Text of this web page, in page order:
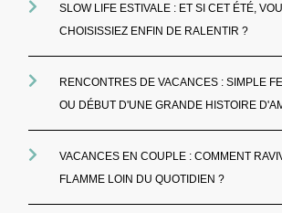
SLOW LIFE ESTIVALE : ET SI CET ÉTÉ,
CHOISISSIEZ ENFIN DE RALENTIR ?
RENCONTRES DE VACANCES : SIMPLE
OU DÉBUT D'UNE GRANDE HISTOIRE
VACANCES EN COUPLE : COMMENT
FLAMME LOIN DU QUOTIDIEN ?